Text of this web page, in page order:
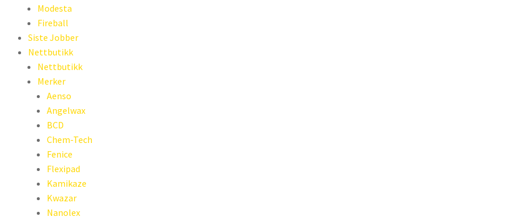
Modesta
Fireball
Siste Jobber
Nettbutikk
Nettbutikk
Merker
Aenso
Angelwax
BCD
Chem-Tech
Fenice
Flexipad
Kamikaze
Kwazar
Nanolex